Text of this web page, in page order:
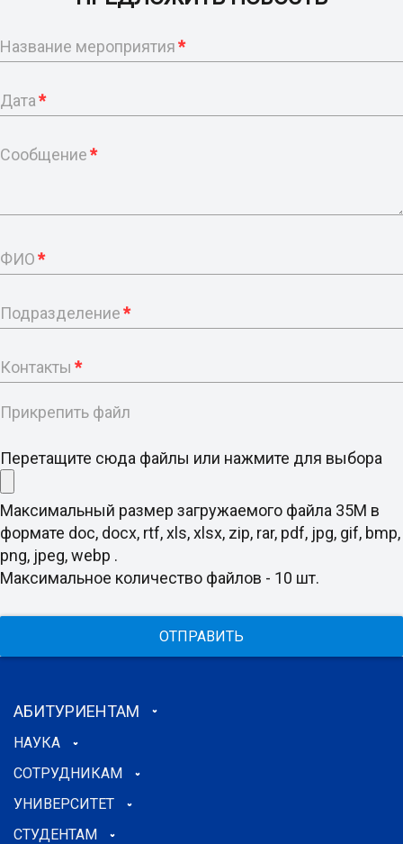
Название мероприятия*
Дата*
Сообщение*
ФИО*
Подразделение*
Контакты *
Прикрепить файл
Перетащите сюда файлы или нажмите для выбора
Максимальный размер загружаемого файла 35M в
формате doc, docx, rtf, xls, xlsx, zip, rar, pdf, jpg, gif, bmp,
png, jpeg, webp .
Максимальное количество файлов - 10 шт.
ОТПРАВИТЬ
АБИТУРИЕНТАМ
НАУКА
СОТРУДНИКАМ
УНИВЕРСИТЕТ
СТУДЕНТАМ